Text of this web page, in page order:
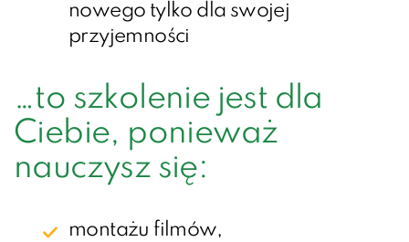
nowego tylko dla swojej
przyjemności
…to szkolenie jest dla
Ciebie, ponieważ
nauczysz się:
montażu filmów,